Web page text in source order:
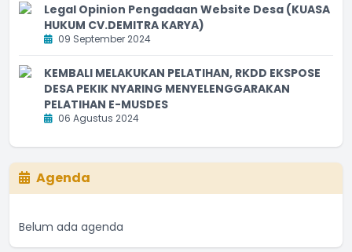
Legal Opinion Pengadaan Website Desa (KUASA
HUKUM CV.DEMITRA KARYA)
09 September 2024
KEMBALI MELAKUKAN PELATIHAN, RKDD EKSPOSE
DESA PEKIK NYARING MENYELENGGARAKAN
PELATIHAN E-MUSDES
06 Agustus 2024
Agenda
Belum ada agenda